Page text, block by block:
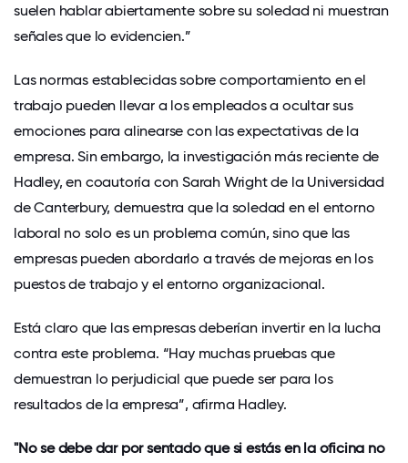
suelen hablar abiertamente sobre su soledad ni muestran
señales que lo evidencien.”
Las normas establecidas sobre comportamiento en el
trabajo pueden llevar a los empleados a ocultar sus
emociones para alinearse con las expectativas de la
empresa. Sin embargo, la investigación más reciente de
Hadley, en coautoría con Sarah Wright de la Universidad
de Canterbury, demuestra que la soledad en el entorno
laboral no solo es un problema común, sino que las
empresas pueden abordarlo a través de mejoras en los
puestos de trabajo y el entorno organizacional.
Está claro que las empresas deberían invertir en la lucha
contra este problema. “Hay muchas pruebasque
demuestran lo perjudicial que puede ser para los
resultados de la empresa”, afirma Hadley.
"No se debe dar por sentado que si estás en la oficina no